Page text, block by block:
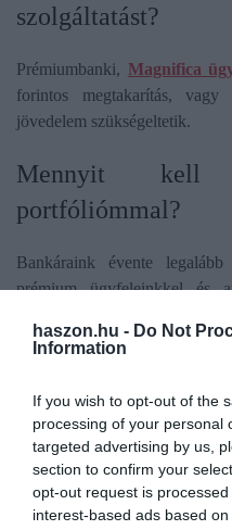
haszon.hu - Do Not
Information
If you wish to opt-out of the
processing of your personal
targeted advertising by us,
section to confirm your
opt-out request is
interest-based ads based
szolgáltatást?
Prémiumbanki, Magnifica
forintos megtakarítás,
jövedelem szükségeltetik.
​Mennyit kell
portfóliómmal?
Bankáraink évente
prémium ügyfeleinkkel és
kamatot fizet, akkor is
felkereshetik személyi
További információk a CIB
ITT!
„A tájékoztatás nem teljes
ajánlattételnek, befektetési